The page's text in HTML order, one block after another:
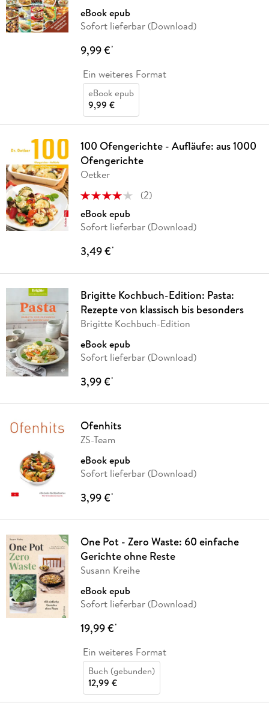
eBook epub
Sofort lieferbar (Download)
9,99 €*
Ein weiteres Format
eBook epub
9,99 €
100 Ofengerichte - Aufläufe: aus 1000
Ofengerichte
Oetker
(2)
eBook epub
Sofort lieferbar (Download)
3,49 €*
Brigitte Kochbuch-Edition: Pasta:
Rezepte von klassisch bis besonders
Brigitte Kochbuch-Edition
eBook epub
Sofort lieferbar (Download)
3,99 €*
Ofenhits
ZS-Team
eBook epub
Sofort lieferbar (Download)
3,99 €*
One Pot - Zero Waste: 60 einfache
Gerichte ohne Reste
Susann Kreihe
eBook epub
Sofort lieferbar (Download)
19,99 €*
Ein weiteres Format
Buch (gebunden)
12,99 €